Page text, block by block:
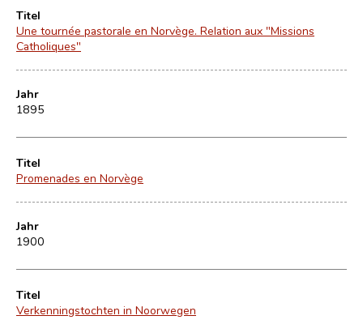
Titel
Une tournée pastorale en Norvège. Relation aux "Missions
Catholiques"
Jahr
1895
Titel
Promenades en Norvège
Jahr
1900
Titel
Verkenningstochten in Noorwegen